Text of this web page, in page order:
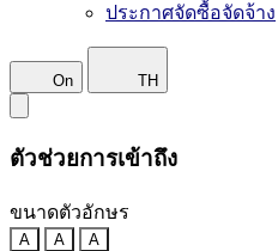
ประกาศจัดซื้อจัดจ้าง
On TH
ตัวช่วยการเข้าถึง
ขนาดตัวอักษร
A A A